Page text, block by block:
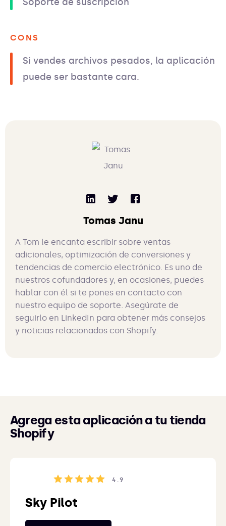
CONS
Si vendes archivos pesados, la aplicación
puede ser bastante cara.
Tomas Janu
A Tom le encanta escribir sobre ventas
adicionales, optimización de conversiones y
tendencias de comercio electrónico. Es uno de
nuestros cofundadores y, en ocasiones, puedes
hablar con él si te pones en contacto con
nuestro equipo de soporte. Asegúrate de
seguirlo en LinkedIn para obtener más consejos
y noticias relacionados con Shopify.
Agrega esta aplicación a tu tienda
Shopify
4.9
Sky Pilot